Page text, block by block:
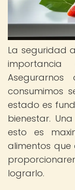
La seguridad
consumimos
estado es
bienestar.
esto es
alimentos que
lograrlo.